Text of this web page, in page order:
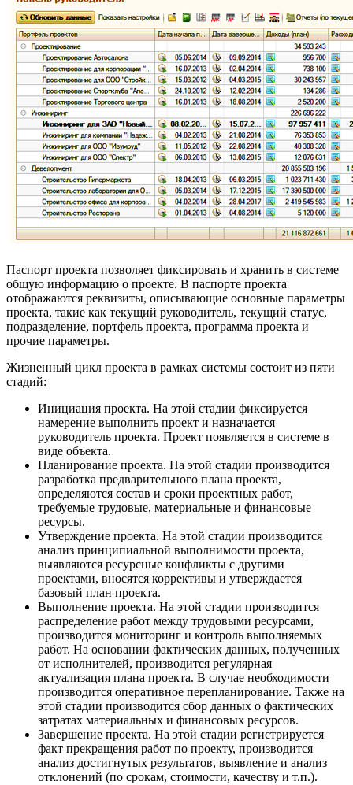
Паспорт проекта позволяет фиксировать и хранить в системе
общую информацию о проекте. В паспорте проекта
отображаются реквизиты, описывающие основные параметры
проекта, такие как текущий руководитель, текущий статус,
подразделение, портфель проекта, программа проекта и
прочие параметры.
Жизненный цикл проекта в рамках системы состоит из пяти
стадий:
Инициация проекта. На этой стадии фиксируется
намерение выполнить проект и назначается
руководитель проекта. Проект появляется в системе в
виде объекта.
Планирование проекта. На этой стадии производится
разработка предварительного плана проекта,
определяются состав и сроки проектных работ,
требуемые трудовые, материальные и финансовые
ресурсы.
Утверждение проекта. На этой стадии производится
анализ принципиальной выполнимости проекта,
выявляются ресурсные конфликты с другими
проектами, вносятся коррективы и утверждается
базовый план проекта.
Выполнение проекта. На этой стадии производится
распределение работ между трудовыми ресурсами,
производится мониторинг и контроль выполняемых
работ. На основании фактических данных, полученных
от исполнителей, производится регулярная
актуализация плана проекта. В случае необходимости
производится оперативное перепланирование. Также на
этой стадии производится сбор данных о фактических
затратах материальных и финансовых ресурсов.
Завершение проекта. На этой стадии регистрируется
факт прекращения работ по проекту, производится
анализ достигнутых результатов, выявление и анализ
отклонений (по срокам, стоимости, качеству и т.п.).